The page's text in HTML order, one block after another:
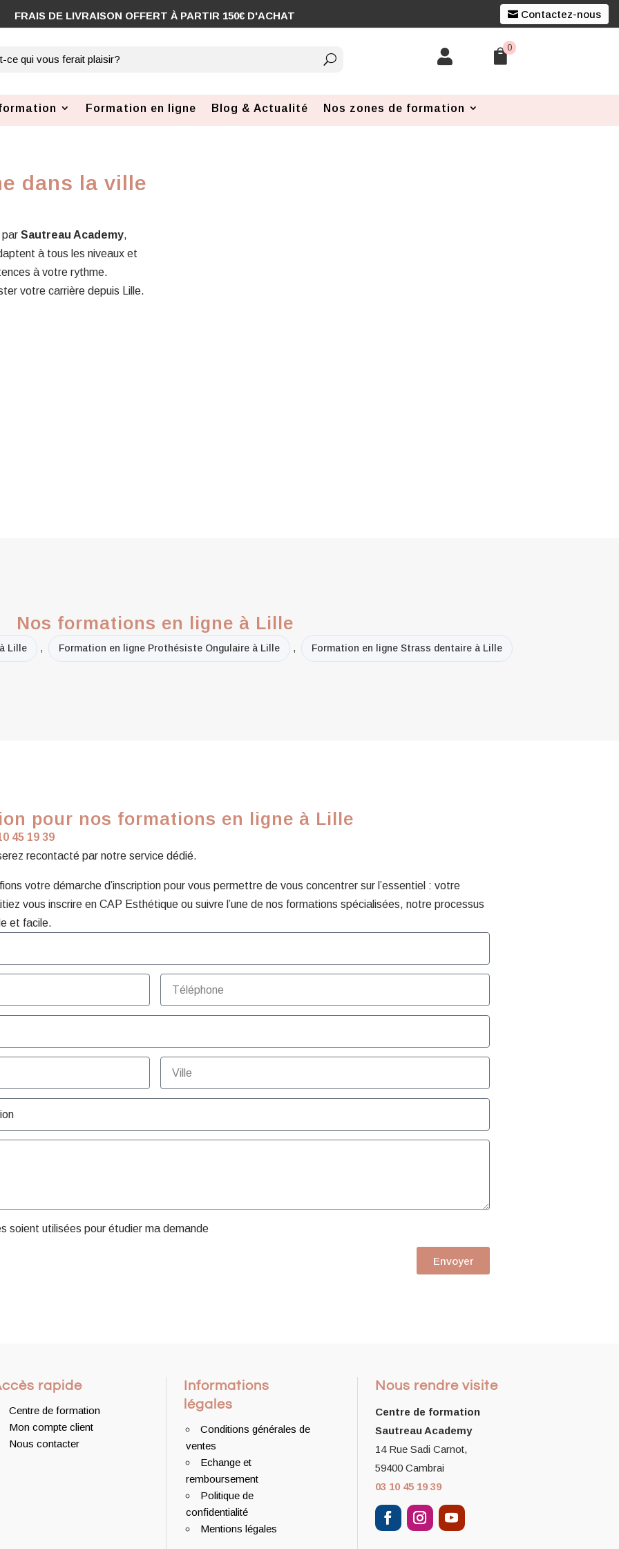
FRAIS DE LIVRAISON OFFERT À PARTIR 150€ D'ACHAT Contactez-nous
 0
Formation en ligne Blog & Actualité Nos zones de formation
dans la ville
Sautreau Academy,
à tous les niveaux et
à votre rythme.
votre carrière depuis Lille.
Nos formations en ligne à Lille
Lille , Formation en ligne Prothésiste Ongulaire à Lille , Formation en ligne Strass dentaire à Lille
pour nos formations en ligne à Lille
45 19 39
recontacté par notre service dédié.
votre démarche d’inscription pour vous permettre de vous concentrer sur l’essentiel : votre
vous inscrire en CAP Esthétique ou suivre l’une de nos formations spécialisées, notre processus
et facile.
soient utilisées pour étudier ma demande
Envoyer
rapide
Centre de formation
Mon compte client
Nous contacter
Informations
légales
Conditions générales de
ventes
Echange et
remboursement
Politique de
confidentialité
Mentions légales
Nous rendre visite
Centre de formation
Sautreau Academy
14 Rue Sadi Carnot,
59400 Cambrai
03 10 45 19 39